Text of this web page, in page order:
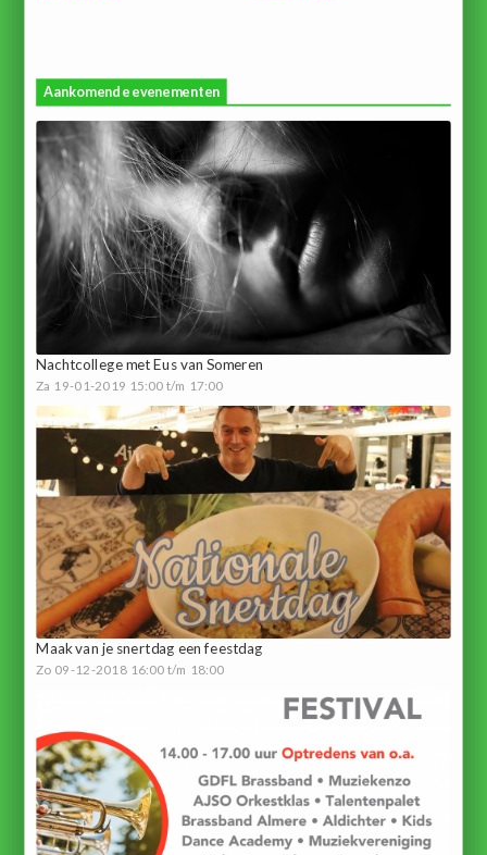
Aankomende evenementen
Nachtcollege met Eus van Someren
Za 19-01-2019 15:00 t/m 17:00
Maak van je snertdag een feestdag
Zo 09-12-2018 16:00 t/m 18:00